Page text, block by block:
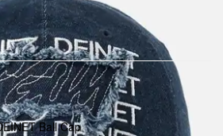
Ball Cap